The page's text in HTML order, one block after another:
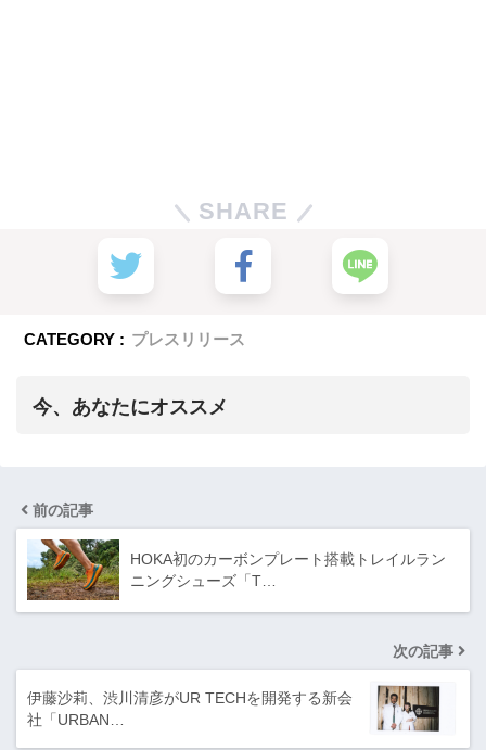
SHARE
CATEGORY : プレスリリース
今、あなたにオススメ
前の記事
HOKA初のカーボンプレート搭載トレイルラン
ニングシューズ「T…
次の記事
伊藤沙莉、渋川清彦がUR TECHを開発する新会
社「URBAN…